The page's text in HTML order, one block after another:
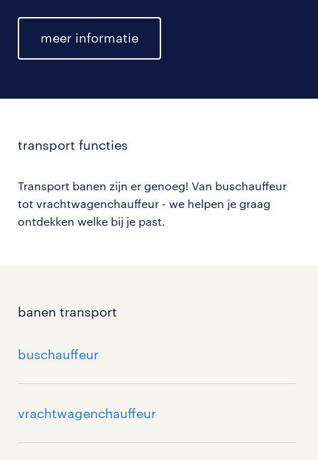
meer informatie
transport functies
Transport banen zijn er genoeg! Van buschauffeur
tot vrachtwagenchauffeur - we helpen je graag
ontdekken welke bij je past.
banen transport
buschauffeur
vrachtwagenchauffeur